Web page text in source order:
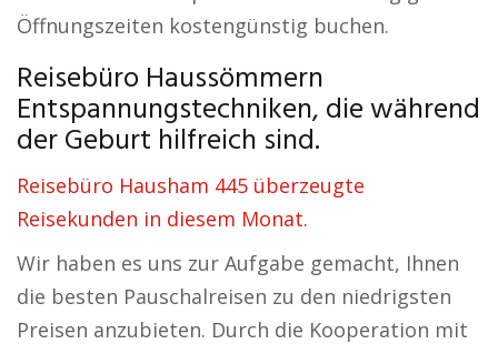
Öffnungszeiten kostengünstig buchen.
Reisebüro Haussömmern
Entspannungstechniken, die während
der Geburt hilfreich sind.
Reisebüro Hausham 445 überzeugte
Reisekunden in diesem Monat.
Wir haben es uns zur Aufgabe gemacht, Ihnen
die besten Pauschalreisen zu den niedrigsten
Preisen anzubieten. Durch die Kooperation mit